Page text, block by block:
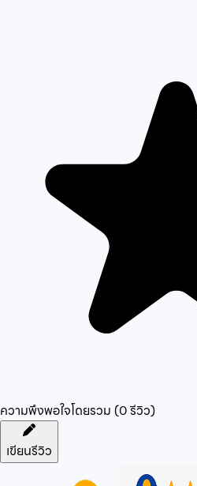
ความพึงพอใจโดยรวม (0รีวิว)
เขียนรีวิว